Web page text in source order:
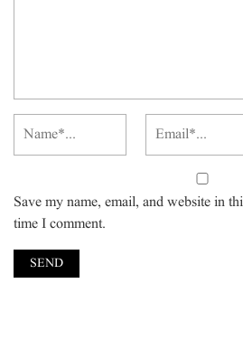
Save my name, email, and website in
time I comment.